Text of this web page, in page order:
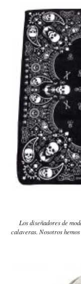
Los diseñadores de
calaveras. Nosotros